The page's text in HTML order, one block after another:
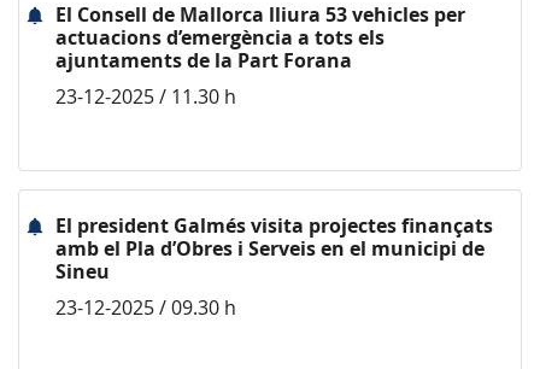
El Consell de Mallorca lliura 53 vehicles per
actuacions d’emergència a tots els
ajuntaments de la Part Forana
23-12-2025 / 11.30 h
El president Galmés visita projectes finançats
amb el Pla d’Obres i Serveis en el municipi de
Sineu
23-12-2025 / 09.30 h